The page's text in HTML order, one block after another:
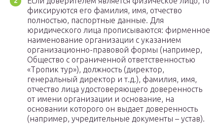
фиксируются его фамилия, имя, отчество
полностью, паспортные данные. Для
юридического лица прописываются: фирменное
наименование организации с указанием
организационно-правовой формы (например,
Общество с ограниченной ответственностью
«Тропик тур»), должность (директор,
генеральный директор и т.д.), фамилия, имя,
отчество лица удостоверяющего доверенность
от имени организации и основание, на
основании которого он выдает доверенность
(например, учредительные документы – устав).